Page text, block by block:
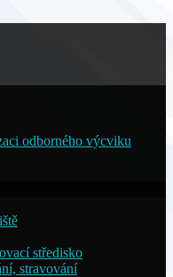
odborného výcviku
středisko
stravování